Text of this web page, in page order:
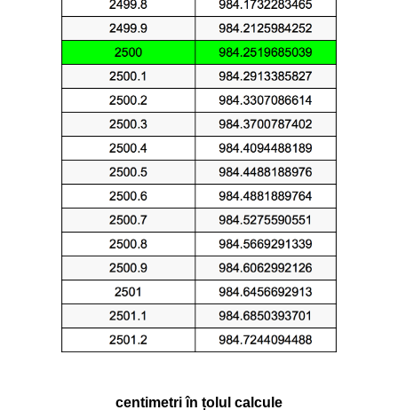
centimetri în țolul calcule